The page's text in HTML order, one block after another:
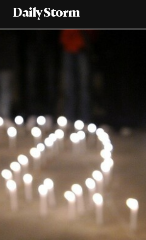
Daily Storm